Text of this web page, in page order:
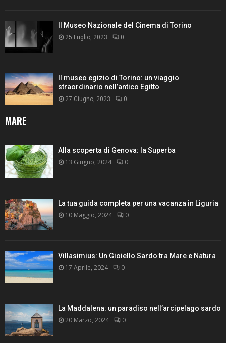
Il Museo Nazionale del Cinema di Torino
25 Luglio, 2023 0
Il museo egizio di Torino: un viaggio
straordinario nell’antico Egitto
27 Giugno, 2023 0
MARE
Alla scoperta di Genova: la Superba
13 Giugno, 2024 0
La tua guida completa per una vacanza in Liguria
10 Maggio, 2024 0
Villasimius: Un Gioiello Sardo tra Mare e Natura
17 Aprile, 2024 0
La Maddalena: un paradiso nell’arcipelago sardo
20 Marzo, 2024 0